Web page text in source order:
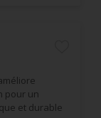
pour un
et durable